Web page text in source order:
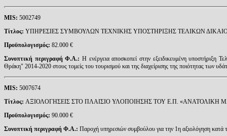
MIS: 5002749
Τίτλος: ΥΠΗΡΕΣΙΕΣ ΣΥΜΒΟΥΛΩΝ ΤΕΧΝΙΚΗΣ ΥΠΟΣΤΗΡΙΞΗΣ ΤΕΛΙΚΩΝ
Προϋπολογισμός: 82.000 €
Συνοπτική περιγραφή Φ.Α.: Η ενέργεια αποσκοπεί στην εξειδικευμένη υποστήριξη
Θράκη" 2014-2020 στους τομείς του τουρισμού και της διαχείρισης της ποιότητας των
MIS: 5007674
Τίτλος: ΑΞΙΟΛΟΓΗΣΕΙΣ ΣΤΟ ΠΛΑΙΣΙΟ ΥΛΟΠΟΙΗΣΗΣ ΤΟΥ Ε.Π. «ΑΝΑΤΟΛΙΚΗ
Προϋπολογισμός: 90.000 €
Συνοπτική περιγραφή Φ.Α.: Παροχή υπηρεσιών συμβούλου για την 1η αξιολόγηση